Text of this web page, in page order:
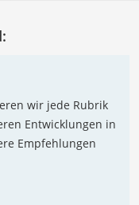
wir jede Rubrik
Entwicklungen in
Empfehlungen